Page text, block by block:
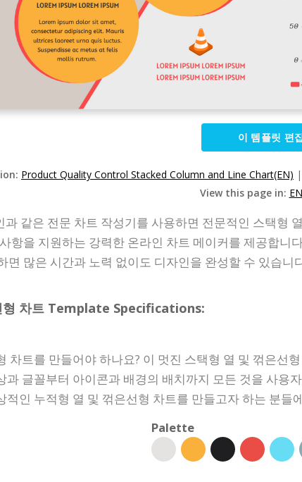
이 템플릿 편
Product Quality Control Stacked Column and Line Chart(EN) |
View this page in: EN
같은 전문 차트 작성기를 사용하면 전문적인 스택형
항을 지원하는 강력한 온라인 차트 메이커를 제공합
면 많은 시간과 노력 없이도 디자인을 완성할 수 있습니
형 차트 Template Specifications:
차트를 만들어야 하나요? 이 멋진 스택형 열 및 꺾은선
과 글꼴부터 아이콘과 배경의 배치까지 모든 것을 사용
적인 누적형 열 및 꺾은선형 차트를 만들고자 하는 분들
Palette